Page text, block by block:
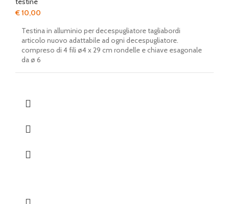
€10,00
Testina in alluminio per decespugliatore tagliabordi
articolo nuovo adattabile ad ogni decespugliatore.
compreso di 4 fili ø4 x 29 cm rondelle e chiave esagonale
da ø 6